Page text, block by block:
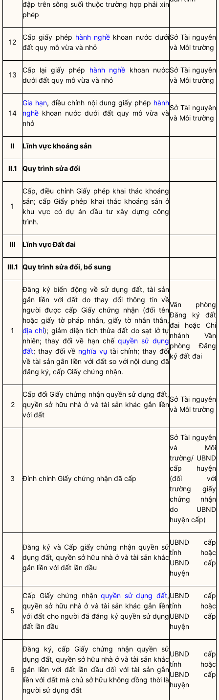
đập trên sông suối thuộc trường hợp phải xin
phép
12
Cấp giấy phép hành nghề khoan nước dưới
đất quy mô vừa và nhỏ
Sở Tài nguyên
và Môi trường
13
Cấp lại giấy phép hành nghề khoan nước
dưới đất quy mô vừa và nhỏ
Sở Tài nguyên
và Môi trường
14
Gia hạn, điều chỉnh nội dung giấy phép hành
nghề khoan nước dưới đất quy mô vừa và
nhỏ
Sở Tài nguyên
và Môi trường
II Lĩnh vực khoáng sản
II.1 Quy trình sửa đổi
1
Cấp, điều chỉnh Giấy phép khai thác khoáng
sản; cấp Giấy phép khai thác khoáng sản ở
khu vực có dự án đầu tư xây dựng công
trình.
III Lĩnh vực Đất đai
III.1 Quy trình sửa đổi, bổ sung
1
Đăng ký biến động về sử dụng đất, tài sản
gắn liền với đất do thay đổi thông tin về
người được cấp Giấy chứng nhận (đổi tên
hoặc giấy tờ pháp nhân, giấy tờ nhân thân,
địa chỉ); giảm diện tích thửa đất do sạt lở tự
nhiên; thay đổi về hạn chế quyền sử dụng
đất; thay đổi về nghĩa vụ tài chính; thay đổi
về tài sản gắn liền với đất so với nội dung đã
đăng ký, cấp Giấy chứng nhận.
Văn phòng
Đăng ký đất
đai hoặc Chi
nhánh Văn
phòng Đăng
ký đất đai
2
Cấp đổi Giấy chứng nhận quyền sử dụng đất,
quyền sở hữu nhà ở và tài sản khác gắn liền
với đất
Sở Tài nguyên
và Môi trường
3 Đính chính Giấy chứng nhận đã cấp
Sở Tài nguyên
và Môi
trường/ UBND
cấp huyện
(đối với
trường giấy
chứng nhận
do UBND
huyện cấp)
4
Đăng ký và Cấp giấy chứng nhận quyền sử
dụng đất, quyền sở hữu nhà ở và tài sản khác
gắn liền với đất lần đầu
UBND cấp
tỉnh hoặc
UBND cấp
huyện
5
Cấp Giấy chứng nhậnquyền sử dụng đất,
quyền sở hữu nhà ở và tài sản khác gắn liền
với đất cho người đã đăng kýquyền sử dụng
đất lần đầu
UBND cấp
tỉnh hoặc
UBND cấp
huyện
6
Đăng ký, cấp Giấy chứng nhận quyền sử
dụng đất, quyền sở hữu nhà ở và tài sản khác
gắn liền với đất lần đầu đối với tài sản gắn
liền với đất mà chủ sở hữu không đồng thời là
người sử dụng đất
UBND cấp
tỉnh hoặc
UBND cấp
huyện